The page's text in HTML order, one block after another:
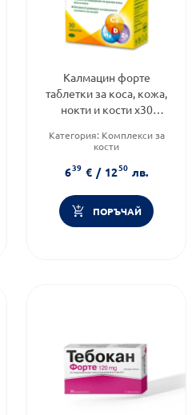
Калмацин форте
таблетки за коса, кожа,
нокти и кости х30
Категория: Комплекси за
кости
Форма на продукта: таблетки
639 € / 1250 лв.
ПОРЪЧАЙ